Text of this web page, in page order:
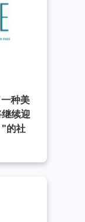
种美
续迎
"的社